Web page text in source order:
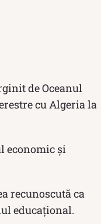
de Oceanul
cu Algeria la
economic și
recunoscută ca
educațional.